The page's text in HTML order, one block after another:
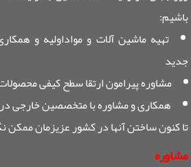
باشیم:
تهیه ماشین آلات و مواداولیه و
جدید
مشاوره پیرامون ارتقا سطح کیفی
همکاری و مشاوره با متخصصین خارجی
تا کنون ساختن آنها در کشور عزیزمان
مشاوره